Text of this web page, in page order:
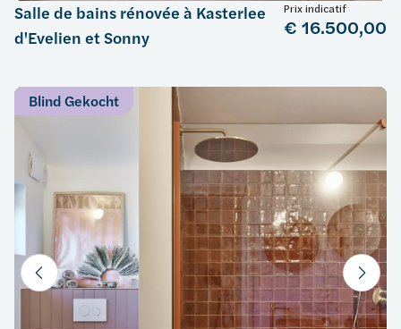
Salle de bains rénovée à Kasterlee
d'Evelien et Sonny
Prix indicatif
€ 16.500,00
Blind Gekocht